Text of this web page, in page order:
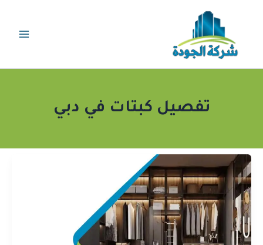
تفصيل كبتات في دبي